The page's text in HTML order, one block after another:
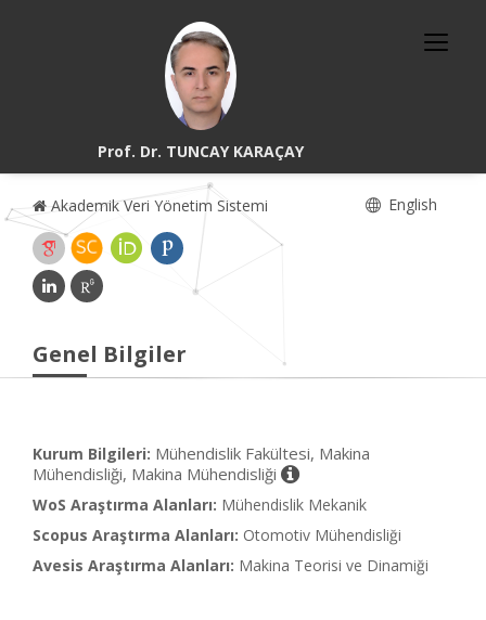
Prof. Dr. TUNCAY KARAÇAY
Akademik Veri Yönetim Sistemi English
Genel Bilgiler
Kurum Bilgileri: Mühendislik Fakültesi, Makina
Mühendisliği, Makina Mühendisliği
WoS Araştırma Alanları: Mühendislik Mekanik
Scopus Araştırma Alanları: Otomotiv Mühendisliği
Avesis Araştırma Alanları: Makina Teorisi ve Dinamiği